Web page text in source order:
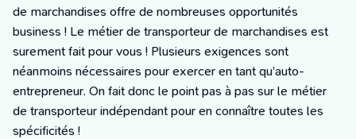
Statut auto-entrepreneur
Programmes de Formation
L’académie
Tarifs
Blog
de marchandises offre de nombreuses opportunités
business ! Le métier de transporteur de marchandises est
surement fait pour vous ! Plusieurs exigences sont
néanmoins nécessaires pour exercer en tant qu’auto-
entrepreneur. On fait donc le point pas à pas sur le métier
de transporteur indépendant pour en connaître toutes les
spécificités !